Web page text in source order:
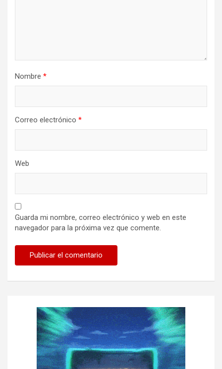
Nombre *
Correo electrónico *
Web
Guarda mi nombre, correo electrónico y web en este
navegador para la próxima vez que comente.